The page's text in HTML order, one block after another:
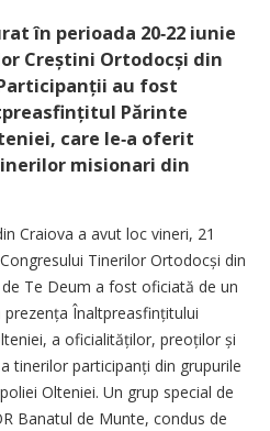
în perioada 20‑22 iunie
Creștini Ortodocși din
au fost
Părinte
care le‑a oferit
misionari din
Craiova a avut loc vineri, 21
Tinerilor Ortodocși din
Te Deum a fost oficiată de un
Înaltpreasfințitului
a oficialităților, preoților și
tinerilor participanți din grupurile
Olteniei. Un grup special de
Banatul de Munte, condus de